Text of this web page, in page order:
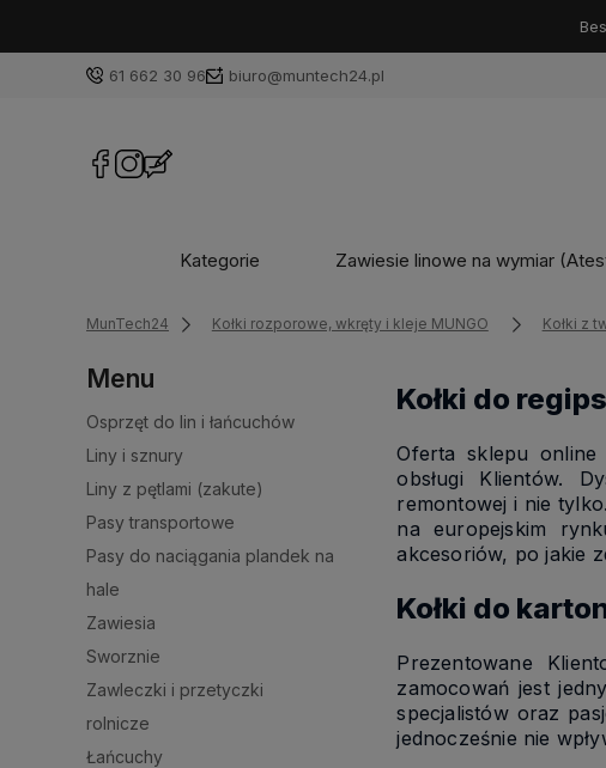
Bestseller:
61 662 30 96 biuro@muntech24.pl
Kategorie Zawiesie linowe na wymiar
MunTech24 Kołki rozporowe, wkręty i kleje MUNGO Kołki z
Menu
Osprzęt do lin i łańcuchów
Liny i sznury
Liny z pętlami (zakute)
Pasy transportowe
Pasy do naciągania plandek na
hale
Zawiesia
Sworznie
Zawleczki i przetyczki
rolnicze
Łańcuchy
Kołki do
Oferta sklepu
obsługi Klientów.
remontowej i nie
na europejskim
akcesoriów, po jakie
Kołki do
Prezentowane
zamocowań jest
specjalistów oraz
jednocześnie nie